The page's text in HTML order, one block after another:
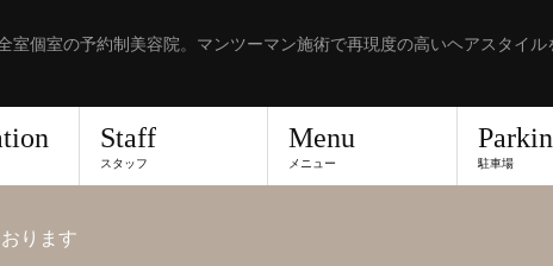
室個室の予約制美容院。マンツーマン施術で再現度の高いヘアスタイル
Staff
スタッフ
Menu
メニュー 駐車場
ります